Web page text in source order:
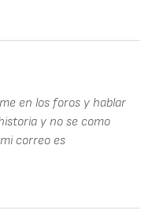
en los foros y hablar
y no se como
correo es